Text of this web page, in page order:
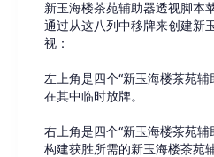
新玉海楼茶苑辅助器透视脚本
通过从这八列中移牌来创建新
视：
左上角是四个“新玉海楼茶苑
在其中临时放牌。
右上角是四个“新玉海楼茶苑
构建获胜所需的新玉海楼茶苑